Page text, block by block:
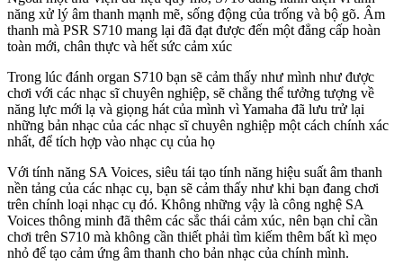
Hãng sản xuất Yamaha
Phím đàn 61
Kích thước (mm) 1002 x 148 x 437
Trọng lượng (kg) 11.5
diễn tả sản phẩm
GIÁ ĐÀN ORGAN YAMAHA PSR S710 CŨTình
trạng: Đã qua sử dụng
Yamaha PSR 61 phím
Đa số các loại đàn organ giờ dùng công nghệ DSP và chia
làm hai loại là organ thông thường (61 phím) và piano điện
tử (88 phím). Chúng ta sẽ cùng tìm hiểu một loại đàn 61
phím ngay sau đây. Đó là đàn Organ Yamaha PSR S710.
năng xử lý âm thanh mạnh mẽ, sống động của trống và bộ gõ. Âm
thanh mà PSR S710 mang lại đã đạt được đến một đẳng cấp hoàn
toàn mới, chân thực và hết sức cảm xúc
Trong lúc đánh organ S710 bạn sẽ cảm thấy như mình như được
chơi với các nhạc sĩ chuyên nghiệp, sẽ chẳng thể tưởng tượng về
năng lực mới lạ và giọng hát của mình vì Yamaha đã lưu trử lại
những bản nhạc của các nhạc sĩ chuyên nghiệp một cách chính xác
nhất, để tích hợp vào nhạc cụ của họ
Với tính năng SA Voices, siêu tái tạo tính năng hiệu suất âm thanh
nền tảng của các nhạc cụ, bạn sẽ cảm thấy như khi bạn đang chơi
trên chính loại nhạc cụ đó. Không những vậy là công nghệ SA
Voices thông minh đã thêm các sắc thái cảm xúc, nên bạn chỉ cần
chơi trên S710 mà không cần thiết phải tìm kiếm thêm bất kì mẹo
nhỏ để tạo cảm ứng âm thanh cho bản nhạc của chính mình.